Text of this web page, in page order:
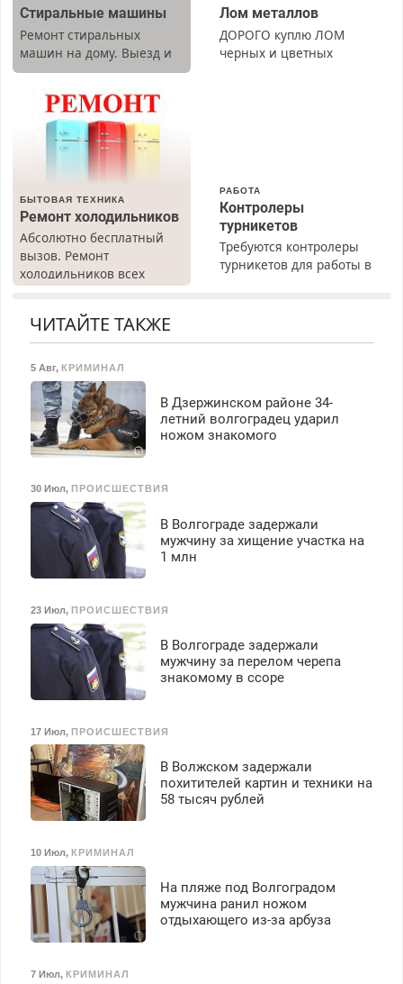
Стиральные машины
Ремонт стиральных
машин на дому. Выезд и
диагностика бесплатно.
Лом металлов
ДОРОГО куплю ЛОМ
черных и цветных
БЫТОВАЯ ТЕХНИКА
Ремонт холодильников
Абсолютно бесплатный
вызов. Ремонт
холодильников всех
гарантией. Все р-ны.
Срочно. Без выходных.
Пенсионерам – скидки до
40%. Мастер со стажем.
РАБОТА
Контролеры
турникетов
Требуются контролеры
турникетов для работы в
Ежемесячно
выплачивается денежная
премия. Возможно
безопасности с з/п до
ЧИТАЙТЕ ТАКЖЕ
5 Авг, КРИМИНАЛ
В Дзержинском районе 34-
летний волгоградец ударил
ножом знакомого
30 Июл, ПРОИСШЕСТВИЯ
В Волгограде задержали
мужчину за хищение участка на
1 млн
23 Июл, ПРОИСШЕСТВИЯ
В Волгограде задержали
мужчину за перелом черепа
знакомому в ссоре
17 Июл, ПРОИСШЕСТВИЯ
В Волжском задержали
похитителей картин и техники на
58 тысяч рублей
10 Июл, КРИМИНАЛ
На пляже под Волгоградом
мужчина ранил ножом
отдыхающего из-за арбуза
7 Июл, КРИМИНАЛ